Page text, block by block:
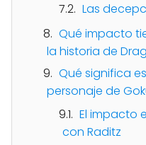
Las
Qué impacto
la historia de
Qué significa
personaje de
El impacto
con Raditz